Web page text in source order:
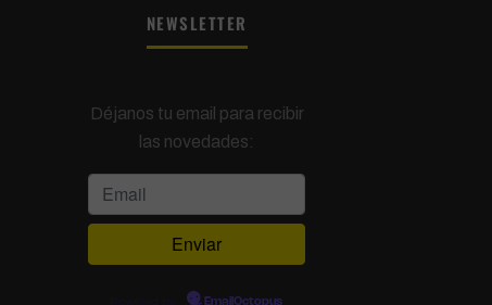
NEWSLETTER
Déjanos tu email para recibir
las novedades:
EmailOctopus